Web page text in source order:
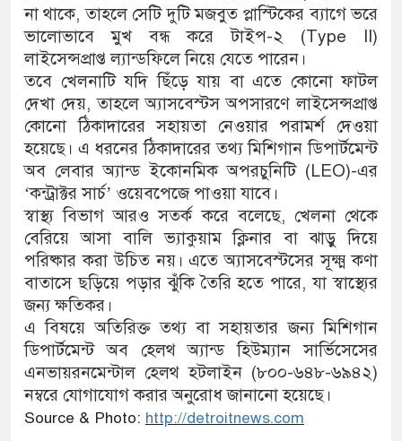
না থাকে, তাহলে সেটি দুটি মজবুত প্লাস্টিকের ব্যাগে ভরে
ভালোভাবে মুখ বন্ধ করে টাইপ-২ (Type II)
লাইসেন্সপ্রাপ্ত ল্যান্ডফিলে নিয়ে যেতে পারেন।
তবে খেলনাটি যদি ছিঁড়ে যায় বা এতে কোনো ফাটল
দেখা দেয়, তাহলে অ্যাসবেস্টস অপসারণে লাইসেন্সপ্রাপ্ত
কোনো ঠিকাদারের সহায়তা নেওয়ার পরামর্শ দেওয়া
হয়েছে। এ ধরনের ঠিকাদারের তথ্য মিশিগান ডিপার্টমেন্ট
অব লেবার অ্যান্ড ইকোনমিক অপরচুনিটি (LEO)-এর
‘কন্ট্রাক্টর সার্চ’ ওয়েবপেজে পাওয়া যাবে।
স্বাস্থ্য বিভাগ আরও সতর্ক করে বলেছে, খেলনা থেকে
বেরিয়ে আসা বালি ভ্যাকুয়াম ক্লিনার বা ঝাড়ু দিয়ে
পরিষ্কার করা উচিত নয়। এতে অ্যাসবেস্টসের সূক্ষ্ম কণা
বাতাসে ছড়িয়ে পড়ার ঝুঁকি তৈরি হতে পারে, যা স্বাস্থ্যের
জন্য ক্ষতিকর।
এ বিষয়ে অতিরিক্ত তথ্য বা সহায়তার জন্য মিশিগান
ডিপার্টমেন্ট অব হেলথ অ্যান্ড হিউম্যান সার্ভিসেসের
এনভায়রনমেন্টাল হেলথ হটলাইন (৮০০-৬৪৮-৬৯৪২)
নম্বরে যোগাযোগ করার অনুরোধ জানানো হয়েছে।
Source & Photo: http://detroitnews.com